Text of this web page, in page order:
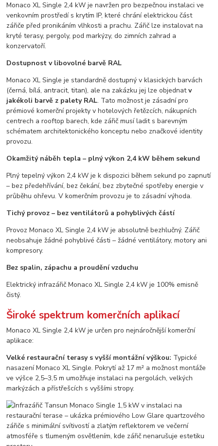
Monaco XL Single 2,4 kW je navržen pro bezpečnou instalaci ve
venkovním prostředí s krytím IP, které chrání elektrickou část
zářiče před pronikáním vlhkosti a prachu. Zářič lze instalovat na
kryté terasy, pergoly, pod markýzy, do zimních zahrad a
konzervatoří.
Dostupnost v libovolné barvě RAL
Monaco XL Single je standardně dostupný v klasických barvách
(černá, bílá, antracit, titan), ale na zakázku jej lze objednatv
jakékoli barvě z palety RAL. Tato možnost je zásadní pro
prémiové komerční projekty v hotelových řetězcích, nákupních
centrech a rooftop barech, kde zářič musí ladit s barevným
schématem architektonického konceptu nebo značkové identity
provozu.
Okamžitý náběh tepla – plný výkon 2,4 kW během sekund
Plný tepelný výkon 2,4 kW je k dispozici během sekund po zapnutí
– bez předehřívání, bez čekání, bez zbytečné spotřeby energie v
průběhu ohřevu. V komerčním provozu je to zásadní výhoda.
Tichý provoz – bez ventilátorů a pohyblivých částí
Provoz Monaco XL Single 2,4 kW je absolutně bezhlučný. Zářič
neobsahuje žádné pohyblivé části – žádné ventilátory, motory ani
kompresory.
Bez spalin, zápachu a proudění vzduchu
Elektrický infrazářič Monaco XL Single 2,4 kW je 100% emisně
čistý.
Široké spektrum komerčních aplikací
Monaco XL Single 2,4 kW je určen pro nejnáročnější komerční
aplikace:
Velké restaurační terasy s vyšší montážní výškou: Typické
nasazení Monaco XL Single. Pokrytí až 17 m² a možnost montáže
ve výšce 2,5–3,5 m umožňuje instalaci na pergolách, velkých
markýzách a přístřešcích s vyššími stropy.